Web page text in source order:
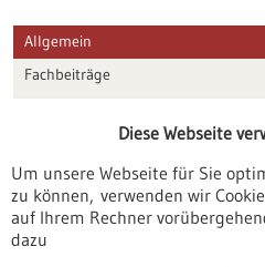
Allgemein
Fachbeiträge
Veranstaltungen
Erscheinungsdatum
Diese Webseite
Um unsere Webseite für Sie
zu können, verwenden wir
auf Ihrem Rechner
dazu